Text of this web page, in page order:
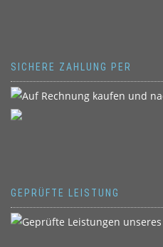
SICHERE ZAHLUNG PER
GEPRÜFTE LEISTUNG